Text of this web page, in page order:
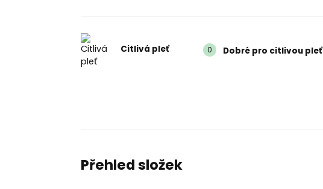
Citlivá pleť 0 Dobré pro citlivou pleť
Přehled složek